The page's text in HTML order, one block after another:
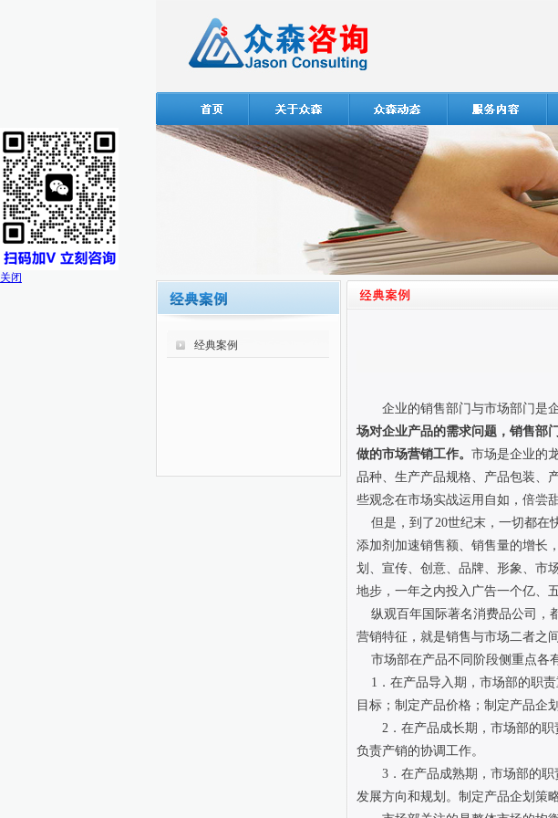
经典案例
企业的销售部门与市场部门是
场对企业产品的需求问题，销售部
做的市场营销工作。 市场是企业的
品种、生产产品规格、产品包装、
些观念在市场实战运用自如，倍尝甜
但是，到了20世纪末，一切都在
添加剂加速销售额、销售量的增长
划、宣传、创意、品牌、形象、市
地步，一年之内投入广告一个亿、
纵观百年国际著名消费品公司，
营销特征，就是销售与市场二者之
市场部在产品不同阶段侧重点各
1．在产品导入期，市场部的职
目标；制定产品价格；制定产品企划
2．在产品成长期，市场部的
负责产销的协调工作。
3．在产品成熟期，市场部的
发展方向和规划。制定产品企划策
关闭